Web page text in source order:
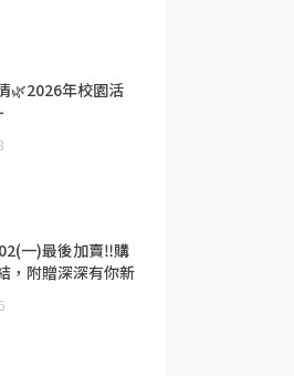
🌿2026年校園活
一)最後加賣‼️​​​​購
，附贈深深有你新